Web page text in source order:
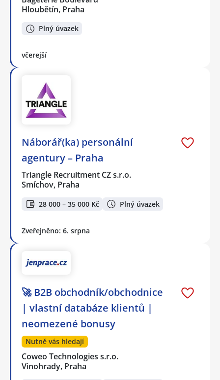
Hloubětín, Praha
Plný úvazek
včerejší
Náborář(ka) personální
agentury – Praha
Triangle Recruitment CZ s.r.o.
Smíchov, Praha
28 000 – 35 000 Kč Plný úvazek
Zveřejněno: 6. srpna
🚀 B2B obchodník/obchodnice
| vlastní databáze klientů |
neomezené bonusy
Nutně vás hledají
Coweo Technologies s.r.o.
Vinohrady, Praha